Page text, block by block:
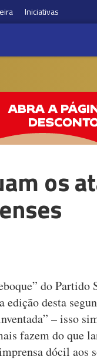
Iniciativas
os
do
edição desta
– isso
fazem do que
dócil aos